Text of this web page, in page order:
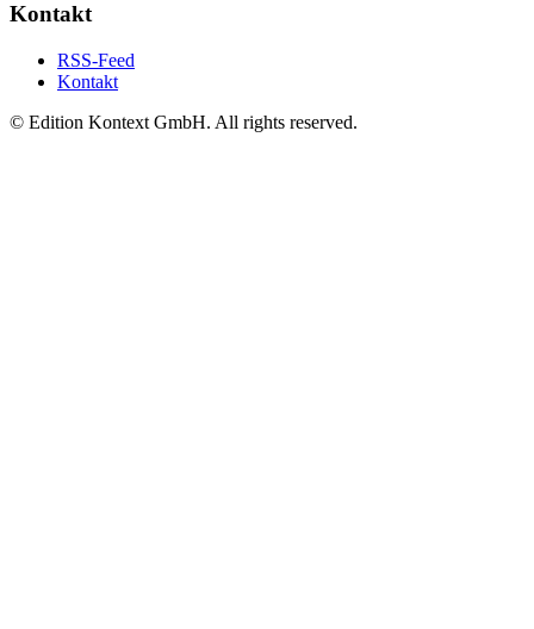
Kontakt
RSS-Feed
Kontakt
© Edition Kontext GmbH. All rights reserved.